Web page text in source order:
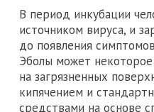
В период инкубации
источником вируса, и
до появления
Эболы может
на загрязненных
кипячением и
средствами на основе